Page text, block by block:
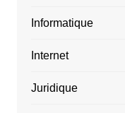
Informatique
Internet
Juridique